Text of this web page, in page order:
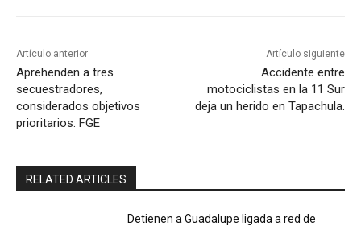
Artículo anterior
Aprehenden a tres
secuestradores,
considerados objetivos
prioritarios: FGE
Artículo siguiente
Accidente entre
motociclistas en la 11 Sur
deja un herido en Tapachula.
RELATED ARTICLES
Detienen a Guadalupe ligada a red de